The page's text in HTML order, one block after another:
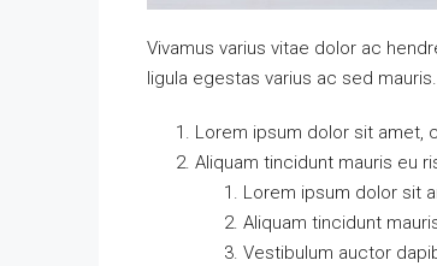
Vivamus varius vitae dolor ac
ligula egestas varius ac sed
Lorem ipsum dolor sit amet,
Aliquam tincidunt mauris eu
Lorem ipsum dolor sit
Aliquam tincidunt
Vestibulum auctor